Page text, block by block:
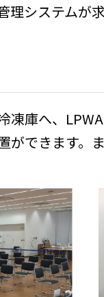
理システムが
凍庫へ、
できます。